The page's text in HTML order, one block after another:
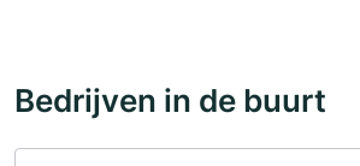
Bedrijven in de buurt